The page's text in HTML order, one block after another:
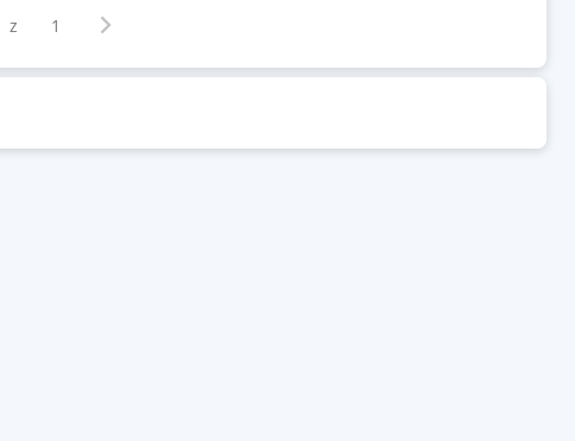
z 1 Następna strona